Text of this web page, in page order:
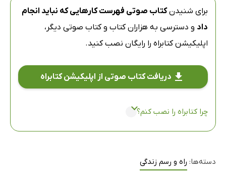
برای شنیدنکتاب صوتی فهرست کارهایی که نباید انجام
داد و دسترسی به هزاران کتاب و کتاب صوتی دیگر،
اپلیکیشن کتابراه را رایگان نصب کنید.
دریافت کتاب صوتی از اپلیکیشن کتابراه
چرا کتابراه را نصب کنم؟
دسته‌ها: راه و رسم زندگی